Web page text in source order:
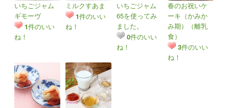
いちごジャム
ギモーヴ
1件のいい
ね！
ミルクすあま
1件のいい
ね！
いちごジャム
65を使ってみ
ました。
0件のいい
ね！
春のお祝いケ
ーキ（かみか
み期）（離乳
食）
3件のいい
ね！